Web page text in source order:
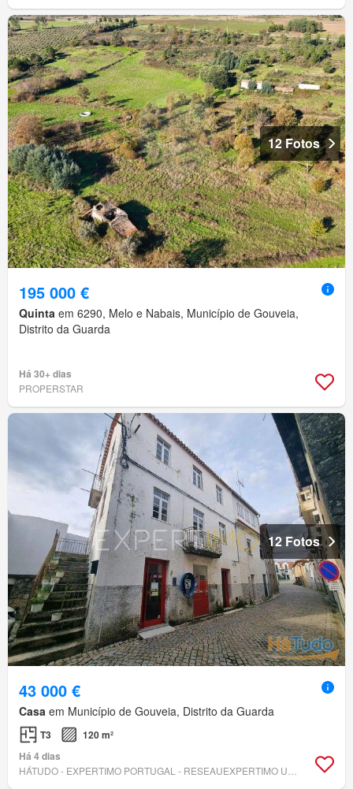
12 Fotos
195 000 €
Quinta em 6290, Melo e Nabais, Município de Gouveia,
Distrito da Guarda
Há 30+ dias
PROPERSTAR
12 Fotos
43 000 €
Casa em Município de Gouveia, Distrito da Guarda
T3
120 m²
Há 4 dias